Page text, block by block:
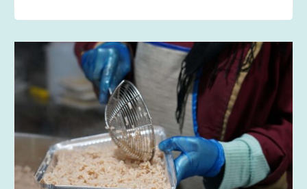
ve yoksulluk döngüsünü kırabilecek diğer temel
kaynaklara erişimini sağlar.